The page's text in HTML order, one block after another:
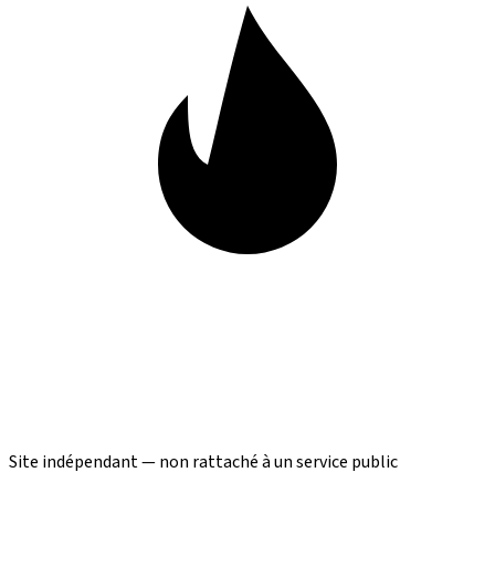
Site indépendant — non rattaché à un service public